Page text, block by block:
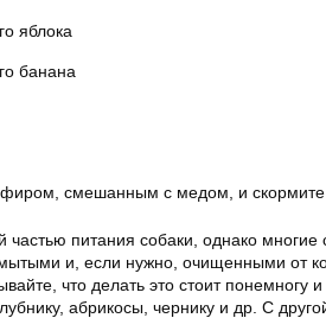
яблока
банана
смешанным с медом, и скормите
питания собаки, однако многие
и, если нужно, очищенными от
что делать это стоит понемногу
абрикосы, чернику и др. С